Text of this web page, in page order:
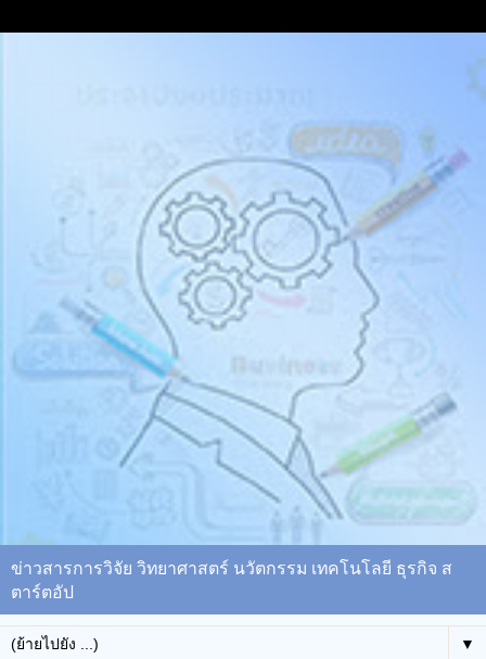
ข่าวสารการวิจัย วิทยาศาสตร์ นวัตกรรม เทคโนโลยี ธุรกิจ ส
ตาร์ตอัป
▼